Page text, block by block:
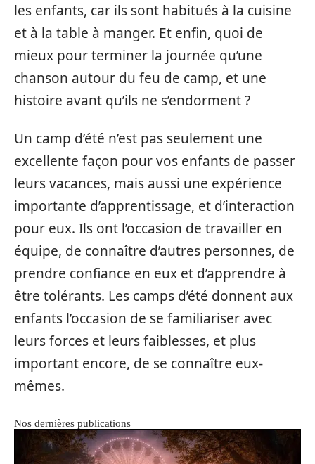
les enfants, car ils sont habitués à la cuisine
et à la table à manger. Et enfin, quoi de
mieux pour terminer la journée qu’une
chanson autour du feu de camp, et une
histoire avant qu’ils ne s’endorment ?
Un camp d’été n’est pas seulement une
excellente façon pour vos enfants de passer
leurs vacances, mais aussi une expérience
importante d’apprentissage, et d’interaction
pour eux. Ils ont l’occasion de travailler en
équipe, de connaître d’autres personnes, de
prendre confiance en eux et d’apprendre à
être tolérants. Les camps d’été donnent aux
enfants l’occasion de se familiariser avec
leurs forces et leurs faiblesses, et plus
important encore, de se connaître eux-
mêmes.
Nos dernières publications